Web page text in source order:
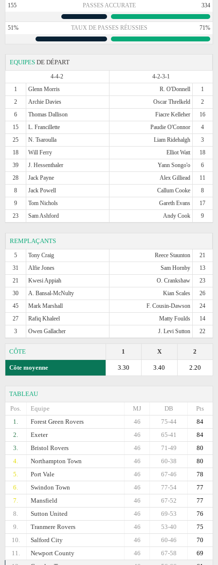
155 PASSES ACCURATE 334
51% TAUX DE PASSES RÉUSSIES 71%
EQUIPES DE DÉPART
4-4-2
4-2-3-1
1
Glenn Morris R. O'Donnell
1
2
Archie Davies Oscar Threlkeld
2
6
Thomas Dallison Fiacre Kelleher
16
15
L. Francillette Paudie O'Connor
4
25
N. Tsaroulla Liam Ridehalgh
3
18
Will Ferry Elliot Watt
18
39
J. Hessenthaler Yann Songo'o
6
28
Jack Payne Alex Gilliead
11
8
Jack Powell Callum Cooke
8
9
Tom Nichols Gareth Evans
17
23
Sam Ashford Andy Cook 9
REMPLAÇANTS
5 Tony Craig Reece Staunton
21
31
Alfie Jones Sam Hornby
13
21
Kwesi Appiah O. Crankshaw
23
30
A. Bansal-McNulty Kian Scales
26
45
Mark Marshall F. Cousin-Dawson
24
27
Rafiq Khaleel Matty Foulds
14
3
Owen Gallacher J. Levi Sutton 22
CÔTE 2
X
1
Côte moyenne 2.20
3.40
3.30
TABLEAU
Pos.
Equipe Pts
DB
MJ
1.
Forest Green Rovers 84
75-44
46
2.
Exeter 84
65-41
46
3.
Bristol Rovers 80
71-49
46
4.
Northampton Town 80
60-38
46
5.
Port Vale 78
67-46
46
6.
Swindon Town 77
77-54
46
7.
Mansfield 77
67-52
46
8.
Sutton United 76
69-53
46
9.
Tranmere Rovers 75
53-40
46
10.
Salford City 70
60-46
46
11.
Newport County 69
67-58
46